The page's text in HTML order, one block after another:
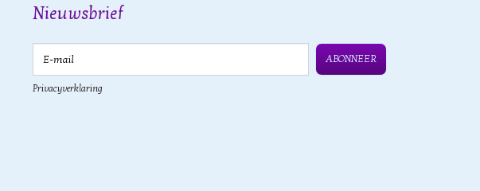
Nieuwsbrief
E-mail
ABONNEER
Privacyverklaring